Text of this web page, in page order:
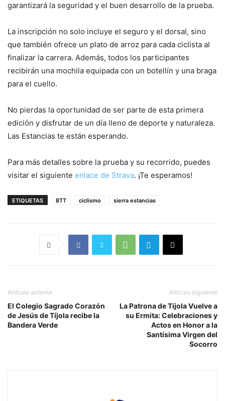
garantizará la seguridad y el buen desarrollo de la prueba.
La inscripción no solo incluye el seguro y el dorsal, sino
que también ofrece un plato de arroz para cada ciclista al
finalizar la carrera. Además, todos los participantes
recibirán una mochila equipada con un botellín y una braga
para el cuello.
No pierdas la oportunidad de ser parte de esta primera
edición y disfrutar de un día lleno de deporte y naturaleza.
Las Estancias te están esperando.
Para más detalles sobre la prueba y su recorrido, puedes
visitar el siguiente enlace de Strava. ¡Te esperamos!
ETIQUETAS BTT ciclismo sierra estancias
Artículo anterior
El Colegio Sagrado Corazón
de Jesús de Tíjola recibe la
Bandera Verde
Artículo siguiente
La Patrona de Tíjola Vuelve a
su Ermita: Celebraciones y
Actos en Honor a la
Santísima Virgen del
Socorro